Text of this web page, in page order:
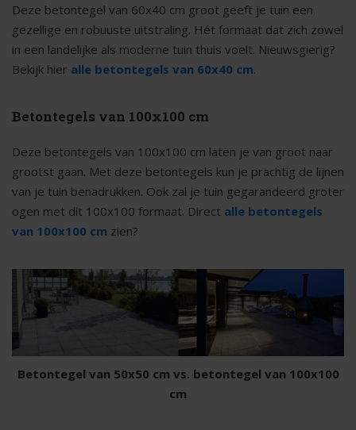
Deze betontegel van 60x40 cm groot geeft je tuin een
gezellige en robuuste uitstraling. Hét formaat dat zich zowel
in een landelijke als moderne tuin thuis voelt. Nieuwsgierig?
Bekijk hier alle betontegels van 60x40 cm.
Betontegels van 100x100 cm
Deze betontegels van 100x100 cm laten je van groot naar
grootst gaan. Met deze betontegels kun je prachtig de lijnen
van je tuin benadrukken. Ook zal je tuin gegarandeerd groter
ogen met dit 100x100 formaat. Direct alle betontegels
van 100x100 cm zien?
Betontegel van 50x50 cm vs. betontegel van 100x100
cm